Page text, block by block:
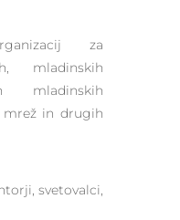
za
mladinskih
mladinskih
mrež in drugih
svetovalci,